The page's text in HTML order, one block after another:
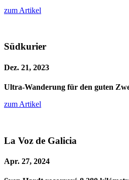
zum Artikel
Südkurier
Dez. 21, 2023
Ultra-Wanderung für den guten
zum Artikel
La Voz de Galicia
Apr. 27, 2024